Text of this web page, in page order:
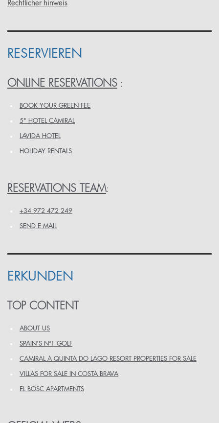
Rechtlicher hinweis
RESERVIEREN
ONLINE RESERVATIONS :
BOOK YOUR GREEN FEE
5* HOTEL CAMIRAL
LAVIDA HOTEL
HOLIDAY RENTALS
RESERVATIONS TEAM:
+34 972 472 249
SEND E-MAIL
ERKUNDEN
TOP CONTENT
ABOUT US
SPAIN’S Nº1 GOLF
CAMIRAL A QUINTA DO LAGO RESORT PROPERTIES FOR SALE
VILLAS FOR SALE IN COSTA BRAVA
EL BOSC APARTMENTS